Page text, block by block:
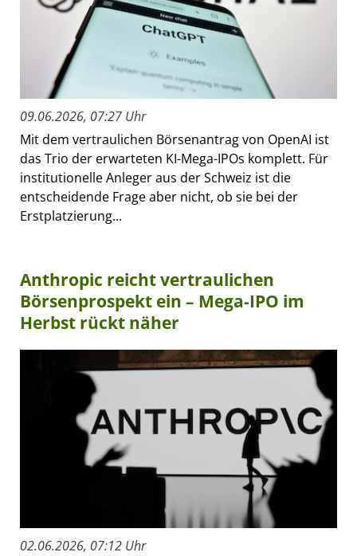
09.06.2026, 07:27 Uhr
Mit dem vertraulichen Börsenantrag von OpenAI ist
das Trio der erwarteten KI-Mega-IPOs komplett. Für
institutionelle Anleger aus der Schweiz ist die
entscheidende Frage aber nicht, ob sie bei der
Erstplatzierung...
Anthropic reicht vertraulichen
Börsenprospekt ein – Mega-IPO im
Herbst rückt näher
02.06.2026, 07:12 Uhr